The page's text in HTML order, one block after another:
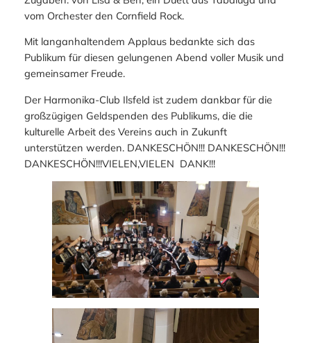
vom Orchester den Cornfield Rock.
Mit langanhaltendem Applaus bedankte sich das
Publikum für diesen gelungenen Abend voller Musik und
gemeinsamer Freude.
Der Harmonika-Club Ilsfeld ist zudem dankbar für die
großzügigen Geldspenden des Publikums, die die
kulturelle Arbeit des Vereins auch in Zukunft
unterstützen werden. DANKESCHÖN!!! DANKESCHÖN!!!
DANKESCHÖN!!!VIELEN,VIELEN DANK!!!